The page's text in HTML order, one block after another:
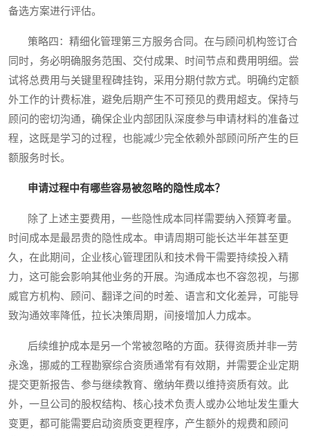
备选方案进行评估。
策略四：精细化管理第三方服务合同。在与顾问机构签订合
同时，务必明确服务范围、交付成果、时间节点和费用明细。尝
试将总费用与关键里程碑挂钩，采用分期付款方式。明确约定额
外工作的计费标准，避免后期产生不可预见的费用超支。保持与
顾问的密切沟通，确保企业内部团队深度参与申请材料的准备过
程，这既是学习的过程，也能减少完全依赖外部顾问所产生的巨
额服务时长。
申请过程中有哪些容易被忽略的隐性成本？
除了上述主要费用，一些隐性成本同样需要纳入预算考量。
时间成本是最昂贵的隐性成本。申请周期可能长达半年甚至更
久，在此期间，企业核心管理团队和技术骨干需要持续投入精
力，这可能会影响其他业务的开展。沟通成本也不容忽视，与挪
威官方机构、顾问、翻译之间的时差、语言和文化差异，可能导
致沟通效率降低，拉长决策周期，间接增加人力成本。
后续维护成本是另一个常被忽略的方面。获得资质并非一劳
永逸，挪威的工程勘察综合资质通常有有效期，并需要企业定期
提交更新报告、参与继续教育、缴纳年费以维持资质有效。此
外，一旦公司的股权结构、核心技术负责人或办公地址发生重大
变更，都可能需要启动资质变更程序，产生额外的规费和顾问